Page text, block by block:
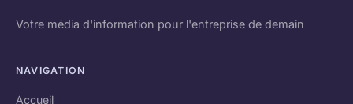
Votre média d'information pour l'entreprise de demain
NAVIGATION
Accueil